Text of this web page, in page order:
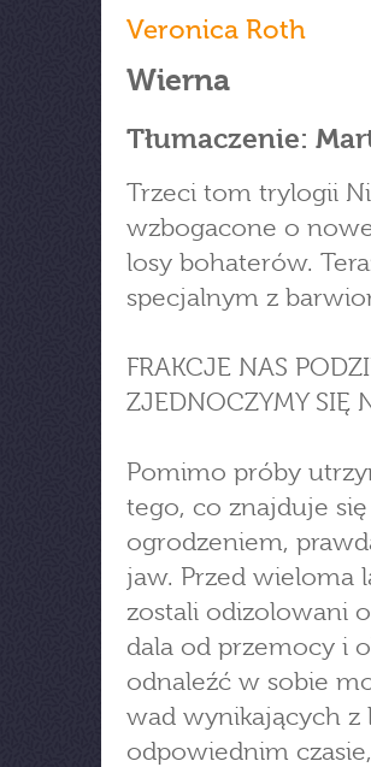
Veronica Roth
Wierna
Tłumaczenie:
Trzeci tom trylogii
wzbogacone o
losy bohaterów.
specjalnym z
FRAKCJE NAS
ZJEDNOCZYMY SIĘ
Pomimo próby
tego, co znajduje
ogrodzeniem,
jaw. Przed wieloma
zostali odizolowani
dala od przemocy i
odnaleźć w sobie
wad wynikających z
odpowiednim